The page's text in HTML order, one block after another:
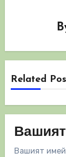
Related
Вашият